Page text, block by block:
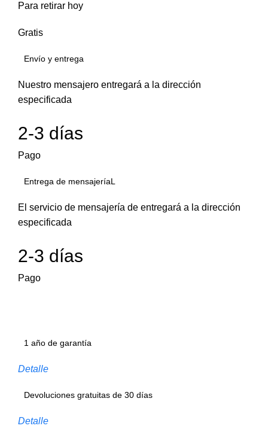
Para retirar hoy
Gratis
Envío y entrega
Nuestro mensajero entregará a la dirección
especificada
2-3 días
Pago
Entrega de mensajeríaL
El servicio de mensajería de entregará a la dirección
especificada
2-3 días
Pago
1 año de garantía
Detalle
Devoluciones gratuitas de 30 días
Detalle